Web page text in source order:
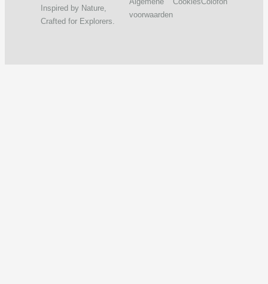
Inspired by Nature,
Crafted for Explorers.
voorwaarden